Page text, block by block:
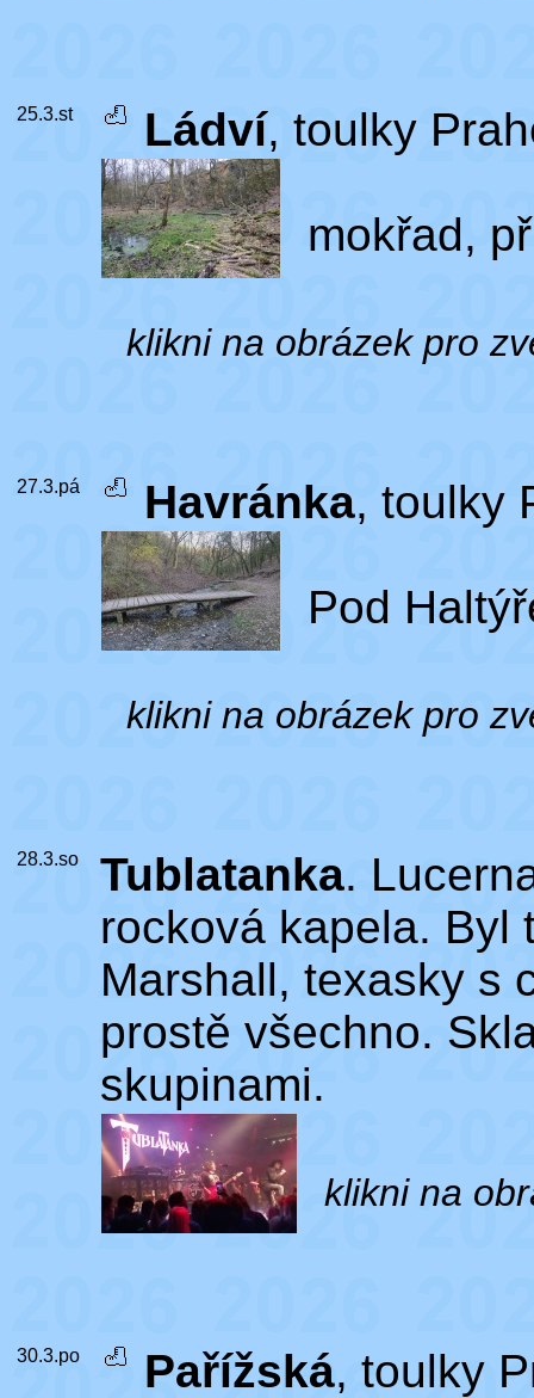
25.3.st Ládví, toulky
mokřad,
klikni na obrázek pro
27.3.pá Havránka, toulky
Pod
klikni na obrázek pro
28.3.so Tublatanka.
rocková kapela. Byl
Marshall, texasky s
prostě všechno.
skupinami.
klikni na
30.3.po Pařížská, toulky